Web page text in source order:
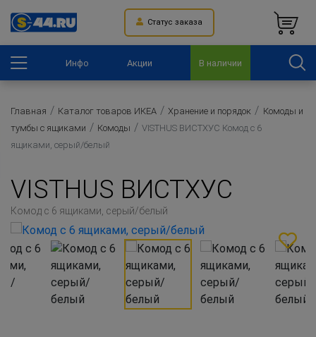
Статус заказа
Инфо Акции В наличии
Главная Каталог товаров ИКЕА Хранение и порядок
Комоды и
тумбы с ящиками
Комоды
VISTHUS ВИСТХУС Комод с 6
ящиками, серый/белый
VISTHUS ВИСТХУС
Комод с 6 ящиками, серый/белый